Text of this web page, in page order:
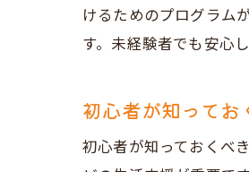
けるためのプログラム
す。未経験者でも安心
初心者が知ってお
初心者が知っておくべ